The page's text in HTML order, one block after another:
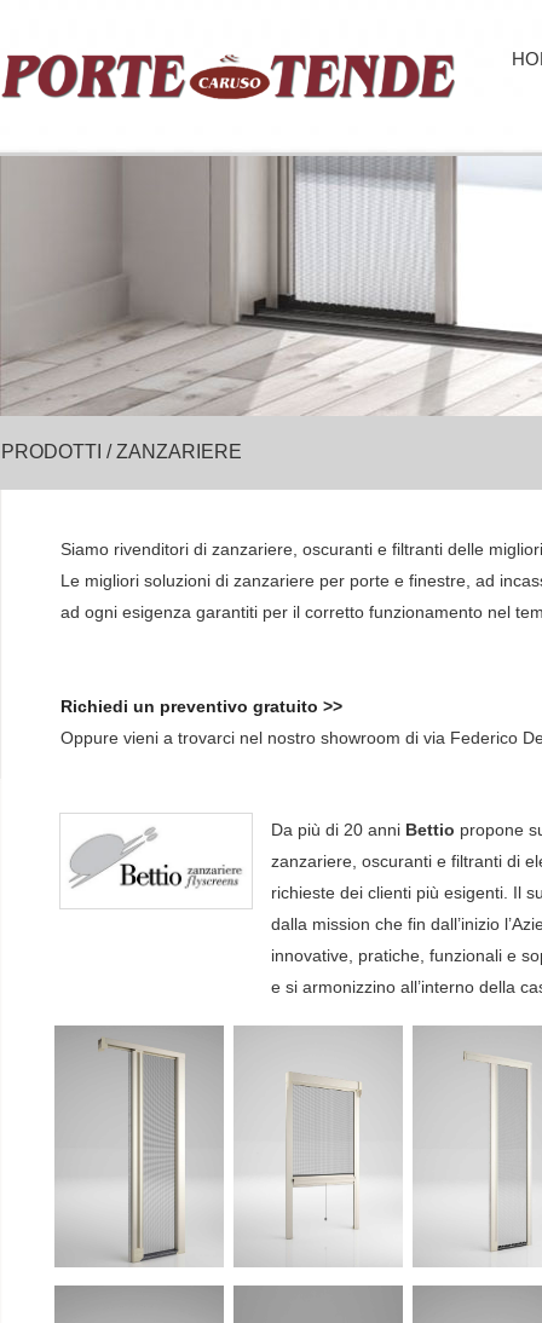
PRODOTTI / ZANZARIERE
Siamo rivenditori di zanzariere, oscuranti e filtranti delle
Le migliori soluzioni di zanzariere per porte e finestre, ad
ad ogni esigenza garantiti per il corretto funzionamento nel
Richiedi un preventivo gratuito >>
Oppure vieni a trovarci nel nostro showroom di via Federico
Da più di 20 anni Bettio propone
zanzariere, oscuranti e filtranti di
richieste dei clienti più esigenti. Il
dalla mission che fin dall’inizio
innovative, pratiche, funzionali e
e si armonizzino all’interno della